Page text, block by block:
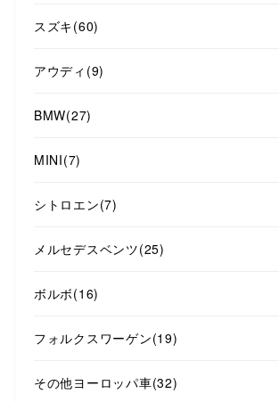
スズキ(60)
アウディ (9)
BMW(27)
MINI(7)
シトロエン(7)
メルセデスベンツ(25)
ボルボ(16)
フォルクスワーゲン(19)
その他ヨーロッパ車(32)